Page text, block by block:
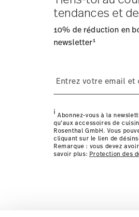
Délai de livraison: 5-7 jours
Suivi: Vous recevrez un code
Retours: Pour les retours,
les détails pour
tendances et
10% de réduction en
newsletter1
i Abonnez-vous à la
qu’aux accessoires de
Rosenthal GmbH. Vous
cliquant sur le lien de
Remarque : vous devez
savoir plus: Protection des